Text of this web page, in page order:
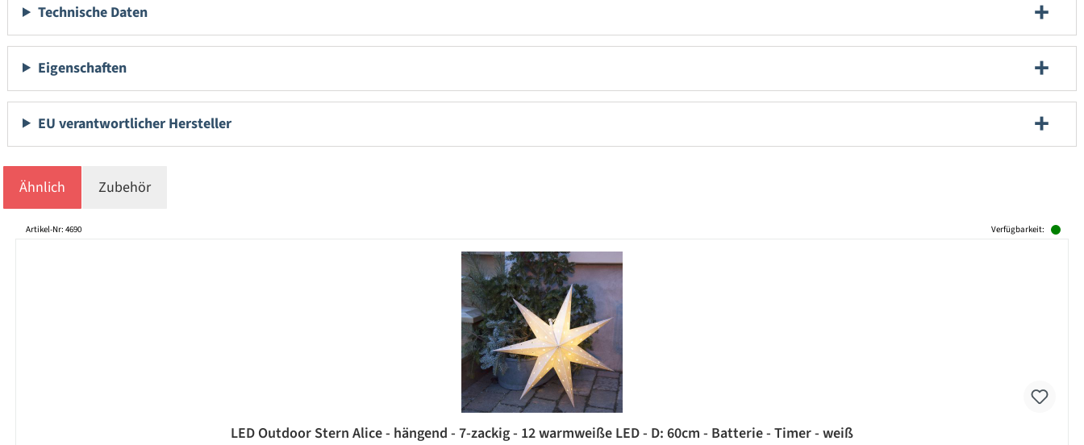
Technische Daten
Eigenschaften
EU verantwortlicher Hersteller
Ähnlich Zubehör
Produktgalerie überspringen
Artikel-Nr: 4690 Verfügbarkeit:
LED Outdoor Stern Alice - hängend - 7-zackig - 12 warmweiße LED - D: 60cm - Batterie - Timer - weiß